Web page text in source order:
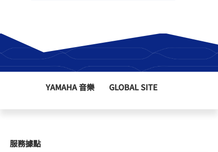
YAMAHA 音樂 GLOBAL SITE
服務據點